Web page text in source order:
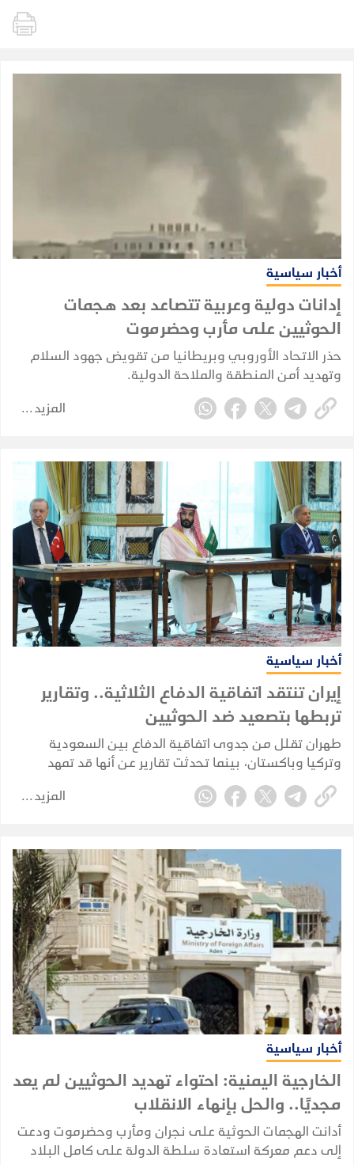
أخبار سياسية
إدانات دولية وعربية تتصاعد بعد هجمات
الحوثيين على مأرب وحضرموت
حذر الاتحاد الأوروبي وبريطانيا من تقويض جهود السلام
وتهديد أمن المنطقة والملاحة الدولية.
المزيد
أخبار سياسية
إيران تنتقد اتفاقية الدفاع الثلاثية.. وتقارير
تربطها بتصعيد ضد الحوثيين
طهران تقلل من جدوى اتفاقية الدفاع بين السعودية
وتركيا وباكستان، بينما تحدثت تقارير عن أنها قد تمهد
لتعاون عسكري أوسع في مواجهة الحوثيين.
المزيد
أخبار سياسية
الخارجية اليمنية: احتواء تهديد الحوثيين لم يعد
مجديًا.. والحل بإنهاء الانقلاب
أدانت الهجمات الحوثية على نجران ومأرب وحضرموت ودعت
إلى دعم معركة استعادة سلطة الدولة على كامل البلاد